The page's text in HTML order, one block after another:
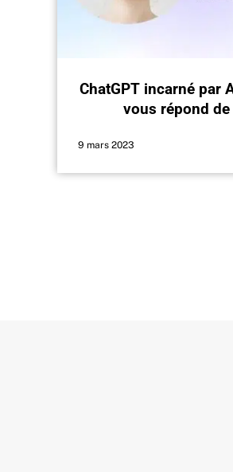
ChatGPT incarné par
vous répond
9 mars 2023